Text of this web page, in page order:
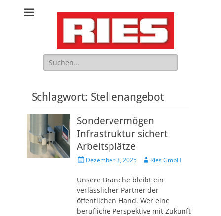
Schilder und Geräte für die Verkehrssicherheit
Suche
nach:
Schlagwort: Stellenangebot
Sondervermögen
Infrastruktur sichert
Arbeitsplätze
Veröffentlicht
Dezember 3, 2025 AutorRies GmbH
Unsere Branche bleibt ein
verlässlicher Partner der
öffentlichen Hand. Wer eine
berufliche Perspektive mit Zukunft